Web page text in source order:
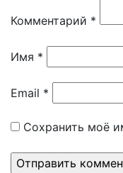
Комментарий *
Имя *
Email *
Сохранить моё